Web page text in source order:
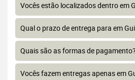
Vocês estão localizados dentro em
Qual o prazo de entrega para em
Quais são as formas de pagamento?
Vocês fazem entregas apenas em